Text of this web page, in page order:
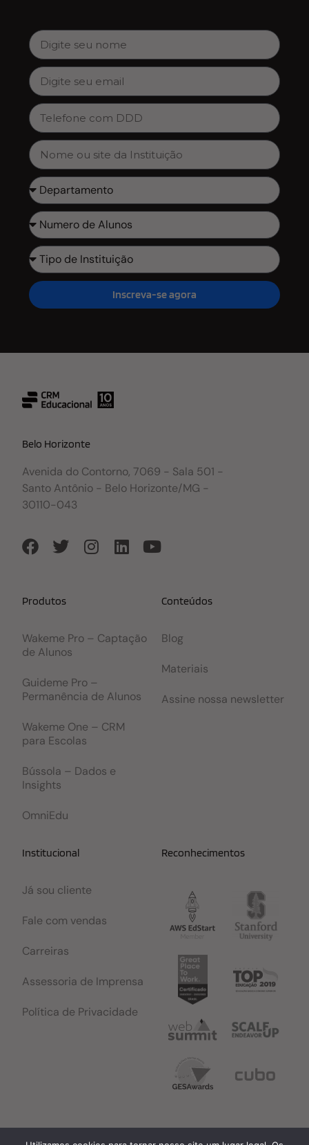
Inscreva-se agora
Belo Horizonte
Avenida do Contorno, 7069 - Sala 501 -
Santo Antônio - Belo Horizonte/MG -
30110-043
Produtos
Wakeme Pro – Captação
de Alunos
Guideme Pro –
Permanência de Alunos
Wakeme One – CRM
para Escolas
Bússola – Dados e
Insights
OmniEdu
Conteúdos
Blog
Materiais
Assine nossa newsletter
Institucional
Já sou cliente
Fale com vendas
Carreiras
Assessoria de Imprensa
Política de Privacidade
Reconhecimentos